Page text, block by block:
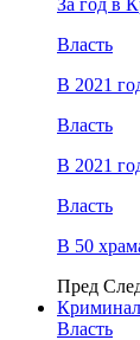
За год в
Власть
В 2021
Власть
В 2021
Власть
В 50
Пред
Криминал
Власть